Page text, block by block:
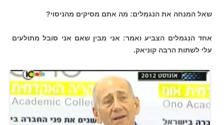
שאל המנחה את הנגמלים: מה אתם מסיקים מהניסוי?
אחד הנגמלים הצביע ואמר: אני מבין שאם אני סובל מתולעים
עלי לשתות הרבה קוניאק.